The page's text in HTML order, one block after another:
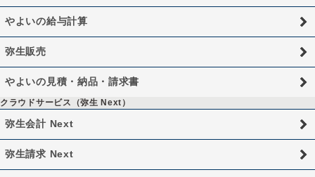
やよいの給与計算
弥生販売
やよいの見積・納品・請求書
クラウドサービス（弥生 Next）
弥生会計 Next
弥生請求 Next